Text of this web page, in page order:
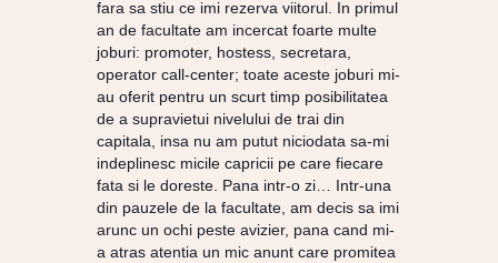
fara sa stiu ce imi rezerva viitorul. In primul
an de facultate am incercat foarte multe
joburi: promoter, hostess, secretara,
operator call-center; toate aceste joburi mi-
au oferit pentru un scurt timp posibilitatea
de a supravietui nivelului de trai din
capitala, insa nu am putut niciodata sa-mi
indeplinesc micile capricii pe care fiecare
fata si le doreste. Pana intr-o zi… Intr-una
din pauzele de la facultate, am decis sa imi
arunc un ochi peste avizier, pana cand mi-
a atras atentia un mic anunt care promitea